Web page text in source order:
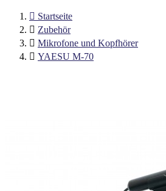
 Startseite
 Zubehör
 Mikrofone und Kopfhörer
 YAESU M-70